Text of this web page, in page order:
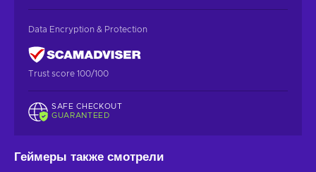
Data Encryption & Protection
Trust score 100/100
SAFE CHECKOUT
GUARANTEED
Геймеры также смотрели